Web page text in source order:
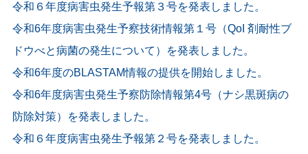
令和６年度病害虫発生予報第３号を発表しました。
令和6年度病害虫発生予察技術情報第１号（QoI 剤耐性ブ
ドウべと病菌の発生について）を発表しました。
令和6年度のBLASTAM情報の提供を開始しました。
令和6年度病害虫発生予察防除情報第4号（ナシ黒斑病の
防除対策）を発表しました。
令和６年度病害虫発生予報第２号を発表しました。